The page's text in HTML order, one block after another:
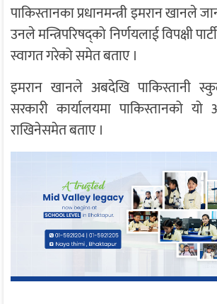
पाकिस्तानका प्रधानमन्त्री इमरान खानले
उनले मन्त्रिपरिषद्को निर्णयलाई विपक्षी
स्वागत गरेको समेत बताए ।
इमरान खानले अबदेखि
सरकारी कार्यालयमा पाकिस्तानको
राखिनेसमेत बताए ।